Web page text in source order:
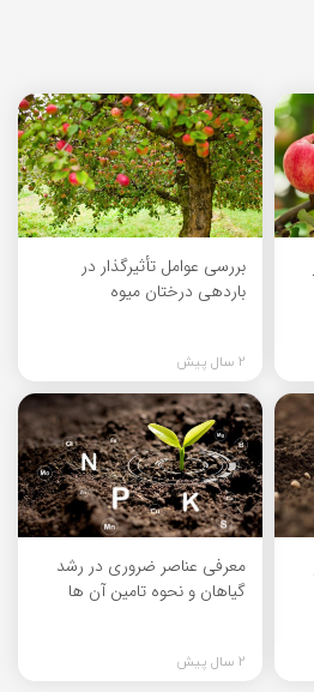
بررسی عوامل تأثیرگذار در
باردهی درختان میوه
2 سال پیش
معرفی عناصر ضروری در رشد
گیاهان و نحوه تامین آن ها
2 سال پیش